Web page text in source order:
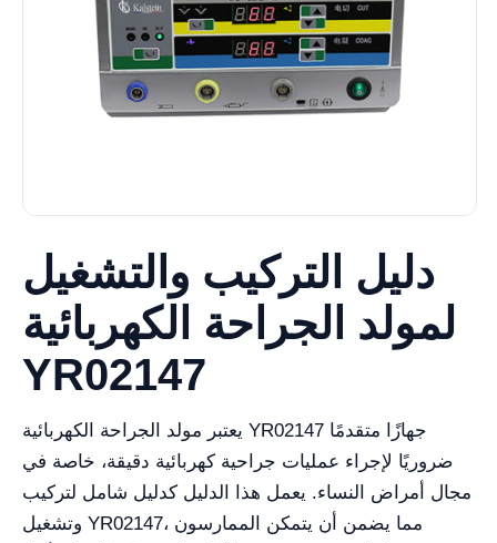
دليل التركيب والتشغيل
لمولد الجراحة الكهربائية
YR02147
يعتبر مولد الجراحة الكهربائية YR02147 جهازًا متقدمًا
ضروريًا لإجراء عمليات جراحية كهربائية دقيقة، خاصة في
مجال أمراض النساء. يعمل هذا الدليل كدليل شامل لتركيب
وتشغيل YR02147، مما يضمن أن يتمكن الممارسون